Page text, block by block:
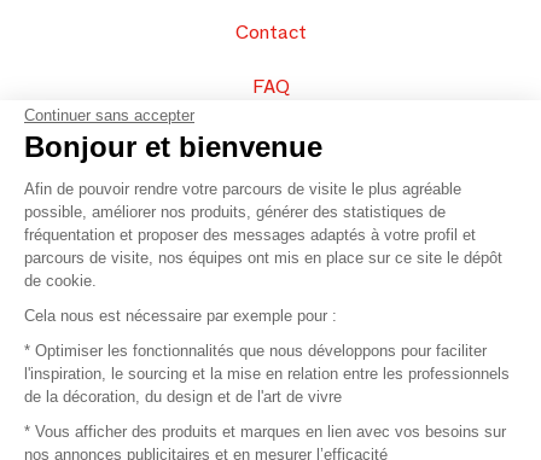
Contact
FAQ
Vendez vos produits
Plan du site
© 2016 –Organisation SAFI
Recrutement
Continuer sans accepter
Bonjour et bienvenue
Afin de pouvoir rendre votre parcours de visite le plus agréable
possible, améliorer nos produits, générer des statistiques de
fréquentation et proposer des messages adaptés à votre profil et
parcours de visite, nos équipes ont mis en place sur ce site le dépôt
de cookie.
Cela nous est nécessaire par exemple pour :
* Optimiser les fonctionnalités que nous développons pour faciliter
l'inspiration, le sourcing et la mise en relation entre les professionnels
de la décoration, du design et de l'art de vivre
* Vous afficher des produits et marques en lien avec vos besoins sur
nos annonces publicitaires et en mesurer l’efficacité